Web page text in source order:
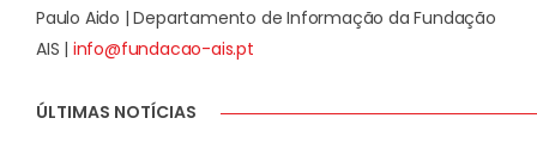
Paulo Aido | Departamento de Informação da Fundação
AIS | info@fundacao-ais.pt
ÚLTIMAS NOTÍCIAS